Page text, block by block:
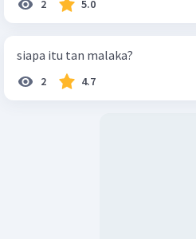
menyebabkan
tanggul serta sistem
2 5.0
siapa itu tan malaka?
2 4.7